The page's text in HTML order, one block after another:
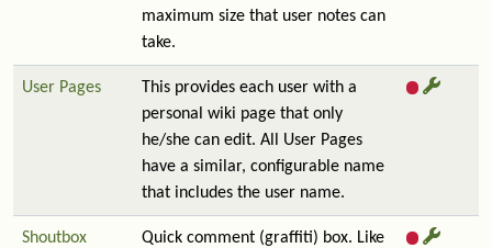
maximum size that user notes can
take.
User Pages
This provides each user with a
personal wiki page that only
he/she can edit. All User Pages
have a similar, configurable name
that includes the user name.
Shoutbox
Quick comment (graffiti) box. Like